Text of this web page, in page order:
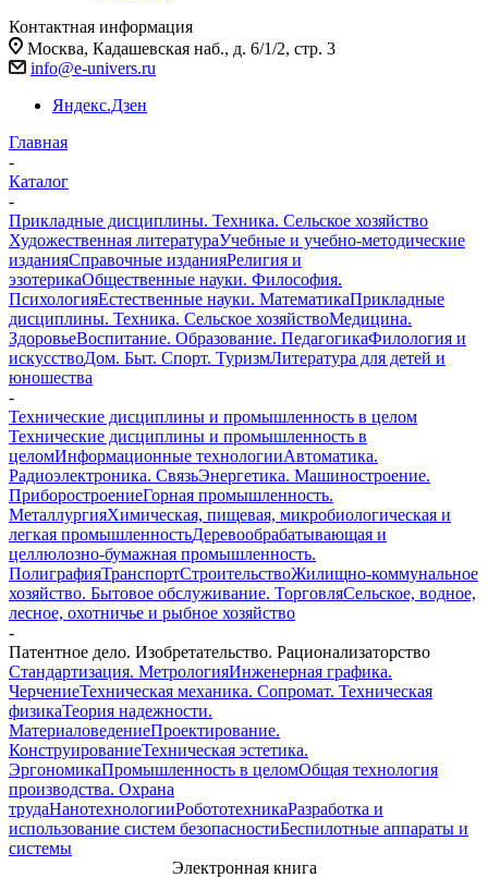
Контактная информация
Москва, Кадашевская наб., д. 6/1/2, стр. 3
info@e-univers.ru
Яндекс.Дзен
Главная
-
Каталог
-
Прикладные дисциплины. Техника. Сельское хозяйство
Художественная литератураУчебные и учебно-методические
изданияСправочные изданияРелигия и
эзотерикаОбщественные науки. Философия.
ПсихологияЕстественные науки. МатематикаПрикладные
дисциплины. Техника. Сельское хозяйствоМедицина.
ЗдоровьеВоспитание. Образование. ПедагогикаФилология и
искусствоДом. Быт. Спорт. ТуризмЛитература для детей и
юношества
-
Технические дисциплины и промышленность в целом
Технические дисциплины и промышленность в
целомИнформационные технологииАвтоматика.
Радиоэлектроника. СвязьЭнергетика. Машиностроение.
ПриборостроениеГорная промышленность.
МеталлургияХимическая, пищевая, микробиологическая и
легкая промышленностьДеревообрабатывающая и
целлюлозно-бумажная промышленность.
ПолиграфияТранспортСтроительствоЖилищно-коммунальное
хозяйство. Бытовое обслуживание. ТорговляСельское, водное,
лесное, охотничье и рыбное хозяйство
-
Патентное дело. Изобретательство. Рационализаторство
Стандартизация. МетрологияИнженерная графика.
ЧерчениеТехническая механика. Сопромат. Техническая
физикаТеория надежности.
МатериаловедениеПроектирование.
КонструированиеТехническая эстетика.
ЭргономикаПромышленность в целомОбщая технология
производства. Охрана
трудаНанотехнологииРобототехникаРазработка и
использование систем безопасностиБеспилотные аппараты и
системы
Электронная книга